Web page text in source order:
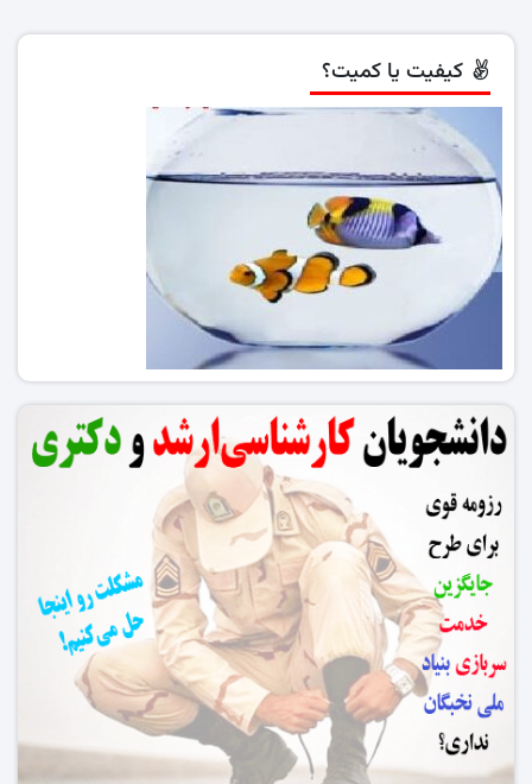
کیفیت یا کمیت؟